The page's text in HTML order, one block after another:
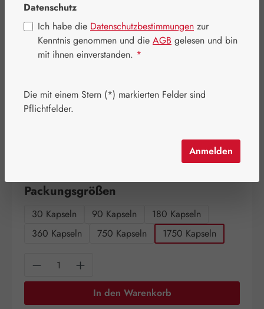
Regulärer Preis:
972,40 €
Inhalt:0.883 Kilogramm
Packungsgrößen
30 Kapseln 90 Kapseln
180 Kapseln
360 Kapseln
750 Kapseln 1750 Kapseln
Produkt Anzahl: Gib den gewünschten
In den Warenkorb
Datenschutz
Ich habe die Datenschutzbestimmungen zur
Kenntnis genommen und die AGB gelesen und bin
mit ihnen einverstanden. *
Die mit einem Stern (*) markierten Felder sind
Pflichtfelder.
Anmelden